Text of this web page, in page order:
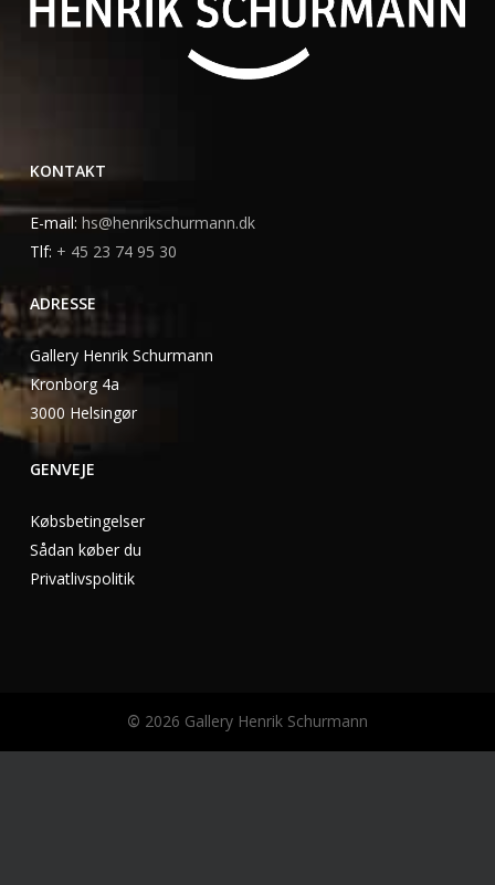
KONTAKT
E-mail: hs@henrikschurmann.dk
Tlf: + 45 23 74 95 30
ADRESSE
Gallery Henrik Schurmann
Kronborg 4a
3000 Helsingør
GENVEJE
Købsbetingelser
Sådan køber du
Privatlivspolitik
© 2026 Gallery Henrik Schurmann